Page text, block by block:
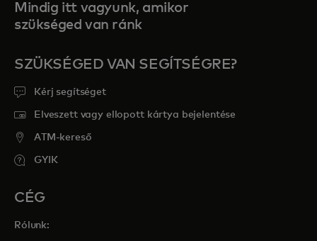
Mindig itt vagyunk, amikor
szükséged van ránk
SZÜKSÉGED VAN SEGÍTSÉGRE?
Kérj segítséget
Elveszett vagy ellopott kártya bejelentése
ATM-kereső
GYIK
CÉG
Rólunk: